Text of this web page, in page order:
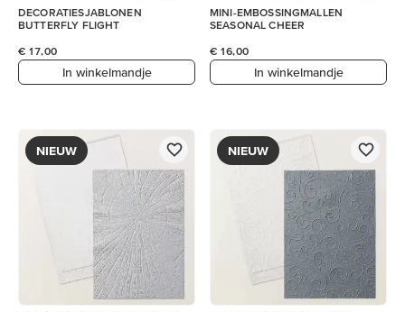
DECORATIESJABLONEN
BUTTERFLY FLIGHT
€ 17,00
In winkelmandje
MINI-EMBOSSINGMALLEN
SEASONAL CHEER
€ 16,00
In winkelmandje
NIEUW NIEUW